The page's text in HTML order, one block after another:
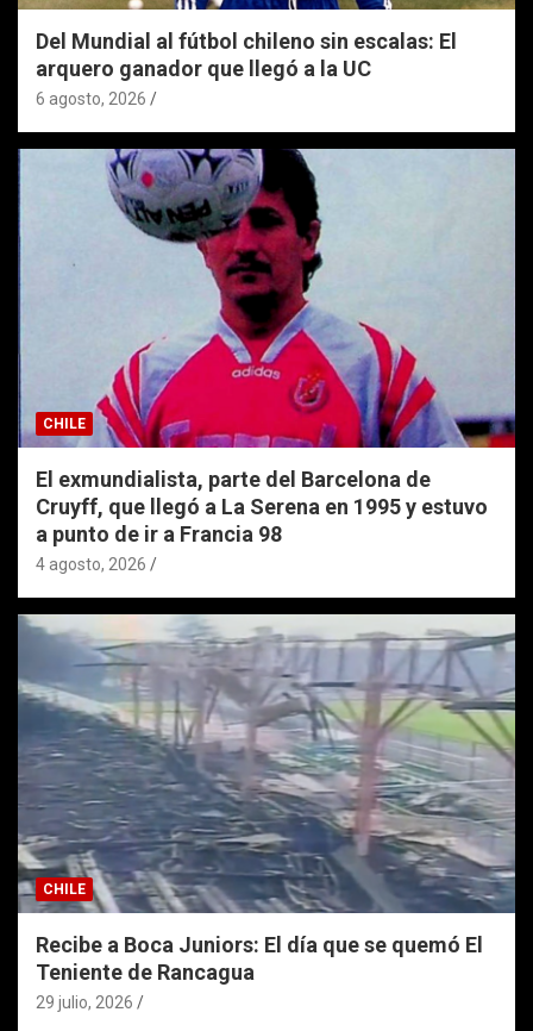
Del Mundial al fútbol chileno sin escalas: El
arquero ganador que llegó a la UC
6 agosto, 2026
CHILE
El exmundialista, parte del Barcelona de
Cruyff, que llegó a La Serena en 1995 y estuvo
a punto de ir a Francia 98
4 agosto, 2026
CHILE
Recibe a Boca Juniors: El día que se quemó El
Teniente de Rancagua
29 julio, 2026